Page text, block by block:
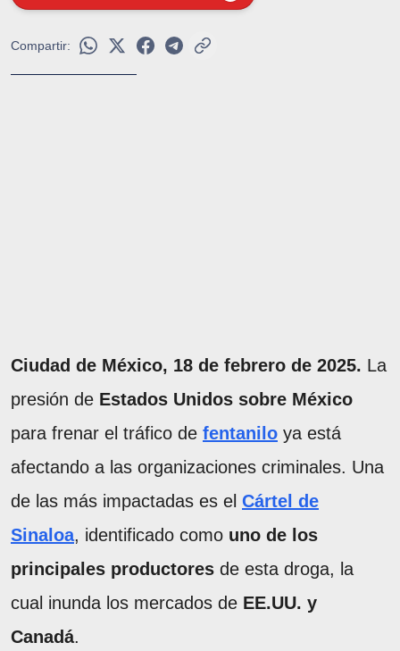
Compartir:
Ciudad de México, 18 de febrero de 2025. La
presión de Estados Unidos sobre México
para frenar el tráfico de fentanilo ya está
afectando a las organizaciones criminales. Una
de las más impactadas es el Cártel de
Sinaloa, identificado como uno de los
principales productores de esta droga, la
cual inunda los mercados de EE.UU. y
Canadá.